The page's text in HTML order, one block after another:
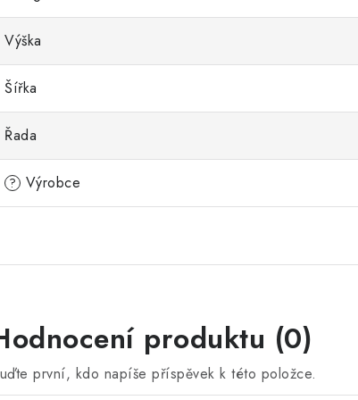
Výška
Šířka
Řada
? Výrobce
produktu (0)
první, kdo napíše příspěvek k této položce.